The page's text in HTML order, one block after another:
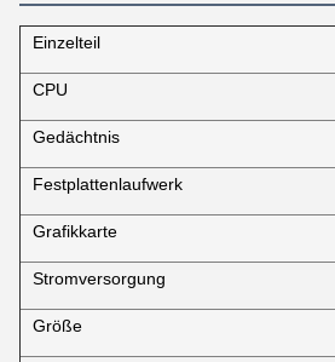
Einzelteil
CPU
Gedächtnis
Festplattenlaufwerk
Grafikkarte
Stromversorgung
Größe